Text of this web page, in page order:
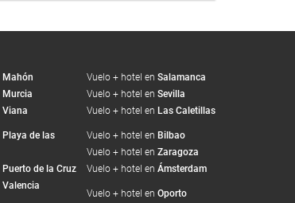
Mahón
Murcia
Viana
Vuelo + hotel en Salamanca
Vuelo + hotel en Sevilla
Vuelo + hotel en Las Caletillas
Playa de las
Puerto de la Cruz
Valencia
Vuelo + hotel en Bilbao
Vuelo + hotel en Zaragoza
Vuelo + hotel en Ámsterdam
Vuelo + hotel en Oporto